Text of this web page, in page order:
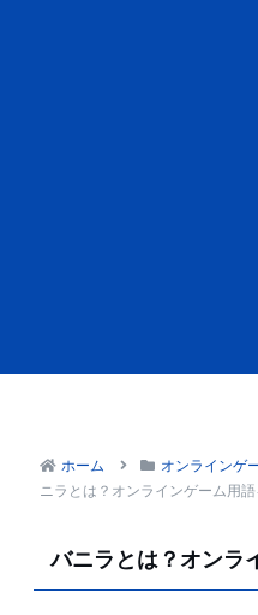
ホーム オンラインゲ
ニラとは？オンラインゲーム用
バニラとは？オンラ